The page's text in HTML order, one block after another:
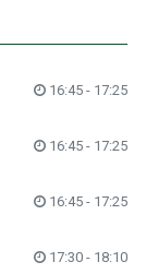
16:45 - 17:25
16:45 - 17:25
16:45 - 17:25
17:30 - 18:10